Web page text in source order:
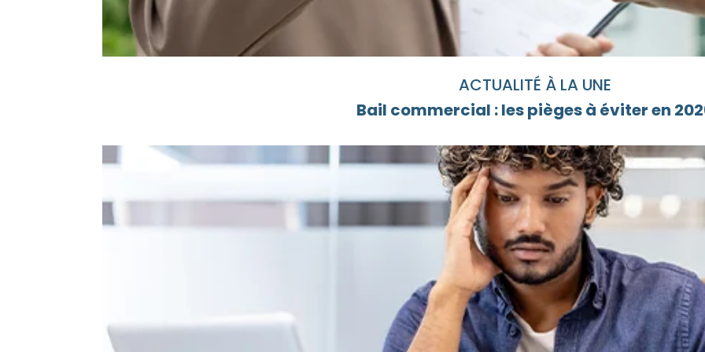
ACTUALITÉ À LA UNE
Bail commercial : les pièges à éviter en